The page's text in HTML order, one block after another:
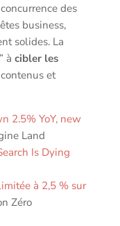
des
business,
solides. La
à cibler les
et
2.5% YoY, new
Land
Is Dying
à 2,5 % sur
Zéro